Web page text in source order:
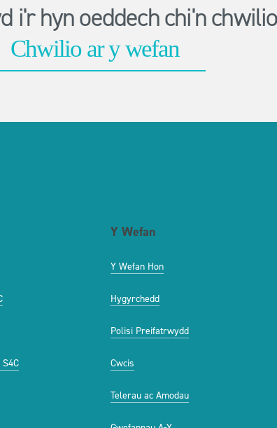
i'r hyn oeddech chi'n
Y Wefan
Y Wefan Hon
Hygyrchedd
Polisi Preifatrwydd
Cwcis
Telerau ac Amodau